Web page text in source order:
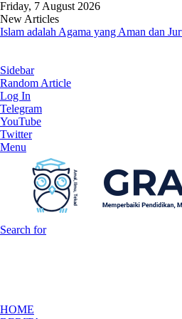
Friday, 7 August 2026
New Articles
Islam adalah Agama yang Aman dan
Sidebar
Random Article
Log In
Telegram
YouTube
Twitter
Menu
Search for
HOME